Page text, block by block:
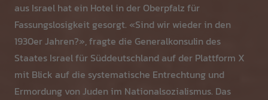
aus Israel hat ein Hotel in der Oberpfalz für
Fassungslosigkeit gesorgt. «Sind wir wieder in den
1930er Jahren?», fragte die Generalkonsulin des
Staates Israel für Süddeutschland auf der Plattform X
mit Blick auf die systematische Entrechtung und
Ermordung von Juden im Nationalsozialismus. Das